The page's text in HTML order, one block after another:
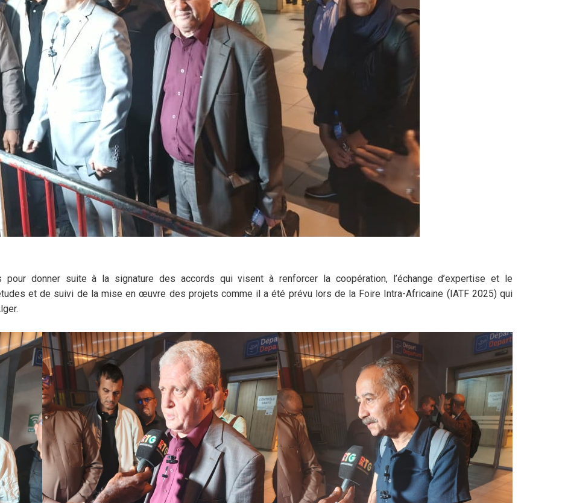
pour donner suite à la signature des accords qui visent à renforcer la coopération, l’échange d’expertise et le
et de suivi de la mise en œuvre des projets comme il a été prévu lors de la Foire Intra-Africaine (IATF 2025) qui